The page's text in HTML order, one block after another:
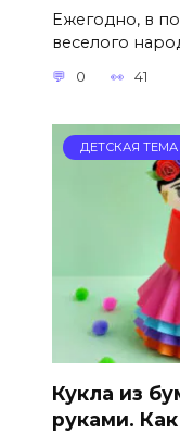
Ежегодно, в
веселого
0 41
ДЕТСКАЯ ТЕМА
Кукла из
руками.